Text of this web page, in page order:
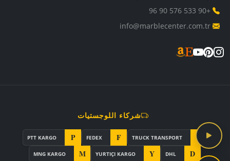
+90 533 576 90 96
شركاء اللوجستيات
T
TRUCK TRANSPORT
F
FEDEX
P
PTT KARGO
D
DHL
Y
YURTIÇI KARGO
M
MNG KARGO